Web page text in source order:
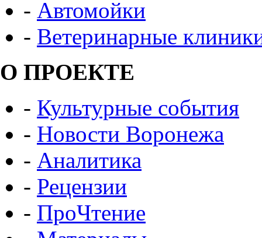
- Автомойки
- Ветеринарные
О ПРОЕКТЕ
- Культурные события
- Новости Воронежа
- Аналитика
- Рецензии
- ПроЧтение